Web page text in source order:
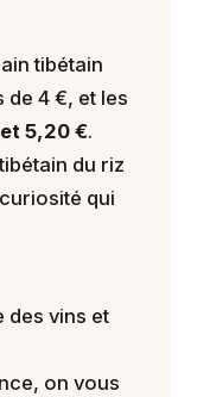
tibétain
de 4 €, et les
5,20 €.
du riz
qui
des vins et
on vous